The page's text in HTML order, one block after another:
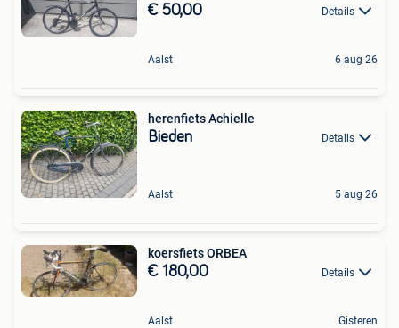
€ 50,00 Details
Aalst 6 aug 26
herenfiets Achielle
Bieden Details
Aalst 5 aug 26
koersfiets ORBEA
€ 180,00 Details
Aalst Gisteren